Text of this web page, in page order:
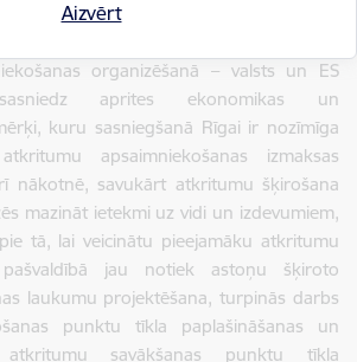
Aizvērt
organizēšanā – valsts un ES
aprites ekonomikas un
kuru sasniegšanā Rīgai ir nozīmīga
apsaimniekošanas izmaksas
nākotnē, savukārt atkritumu šķirošana
mazināt ietekmi uz vidi un izdevumiem,
tā, lai veicinātu pieejamāku atkritumu
jau notiek astoņu šķiroto
laukumu projektēšana, turpinās darbs
punktu tīkla paplašināšanas un
savākšanas punktu tīkla